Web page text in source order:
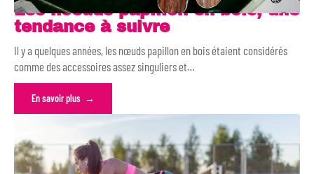
Les noeuds papillon en bois, une
tendance à suivre
Il y a quelques années, les nœuds papillon en bois étaient considérés
comme des accessoires assez singuliers et…
En savoir plus